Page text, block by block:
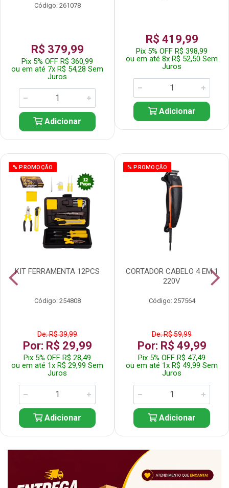
Código: 261078
R$ 379,99
Pix 5% OFF R$ 360,99
ou em até 7x R$ 54,28 Sem
Juros
Adicionar
R$ 419,99
Pix 5% OFF R$ 398,99
ou em até 8x R$ 52,50 Sem
Juros
Adicionar
% PROMOÇÃO
KIT FERRAMENTA 12PCS
Código: 254808
De: R$ 39,99
Por: R$ 29,99
Pix 5% OFF R$ 28,49
ou em até 1x R$ 29,99 Sem
Juros
Adicionar
% PROMOÇÃO
CORTADOR CABELO 4 EM 1
220V
Código: 257564
De: R$ 59,99
Por: R$ 49,99
Pix 5% OFF R$ 47,49
ou em até 1x R$ 49,99 Sem
Juros
Adicionar